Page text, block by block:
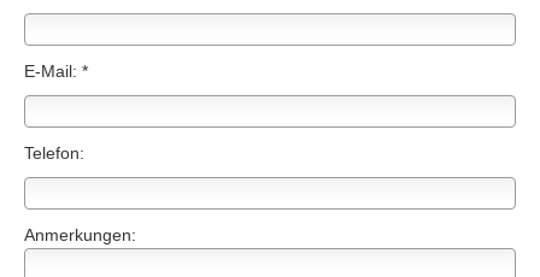
E-Mail: *
Telefon:
Anmerkungen: